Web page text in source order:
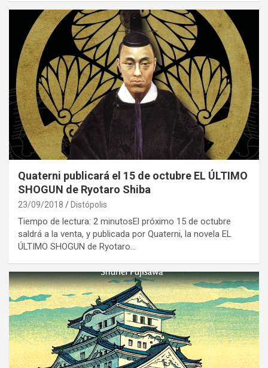
Quaterni publicará el 15 de octubre EL ÚLTIMO
SHOGUN de Ryotaro Shiba
23/09/2018 Distópolis
Tiempo de lectura: 2 minutosEl próximo 15 de octubre
saldrá a la venta, y publicada por Quaterni, la novela EL
ÚLTIMO SHOGUN de Ryotaro…